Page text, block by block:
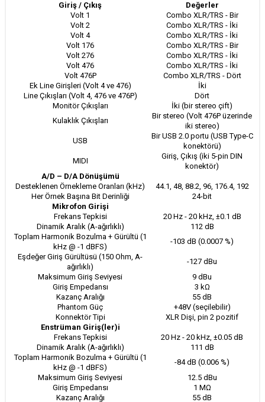
Giriş / Çıkış
Değerler
Volt 1
Combo XLR/TRS - Bir
Volt 2
Combo XLR/TRS - İki
Volt 4
Combo XLR/TRS - İki
Volt 176
Combo XLR/TRS - Bir
Volt 276
Combo XLR/TRS - İki
Volt 476
Combo XLR/TRS - İki
Volt 476P
Combo XLR/TRS - Dört
Ek Line Girişleri (Volt 4 ve 476)
İki
Line Çıkışları (Volt 4, 476 ve 476P)
Dört
Monitör Çıkışları
İki (bir stereo çift)
Kulaklık Çıkışları
Bir stereo (Volt 476P üzerinde
iki stereo)
USB
Bir USB 2.0 portu (USB Type-C
konektörü)
MIDI
Giriş, Çıkış (iki 5-pin DIN
konektör)
A/D – D/A Dönüşümü
Desteklenen Örnekleme Oranları (kHz)
44.1, 48, 88.2, 96, 176.4, 192
Her Örnek Başına Bit Derinliği
24-bit
Mikrofon Girişi
Frekans Tepkisi
20 Hz - 20 kHz, ±0.1 dB
Dinamik Aralık (A-ağırlıklı)
112 dB
Toplam Harmonik Bozulma + Gürültü (1
kHz @ -1 dBFS)
-103 dB (0.0007 %)
Eşdeğer Giriş Gürültüsü (150 Ohm, A-
ağırlıklı)
-127 dBu
Maksimum Giriş Seviyesi
9 dBu
Giriş Empedansı
3 kΩ
Kazanç Aralığı
55 dB
Phantom Güç
+48V (seçilebilir)
Konnektör Tipi
XLR Dişi, pin 2 pozitif
Enstrüman Giriş(ler)i
Frekans Tepkisi
20 Hz - 20 kHz, ±0.05 dB
Dinamik Aralık (A-ağırlıklı)
111 dB
Toplam Harmonik Bozulma + Gürültü (1
kHz @ -1 dBFS)
-84 dB (0.006 %)
Maksimum Giriş Seviyesi
12.5 dBu
Giriş Empedansı
1 MΩ
Kazanç Aralığı
55 dB